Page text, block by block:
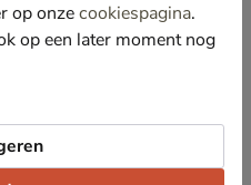
Inschrijven
op onzecookiespagina.
op een later moment nog